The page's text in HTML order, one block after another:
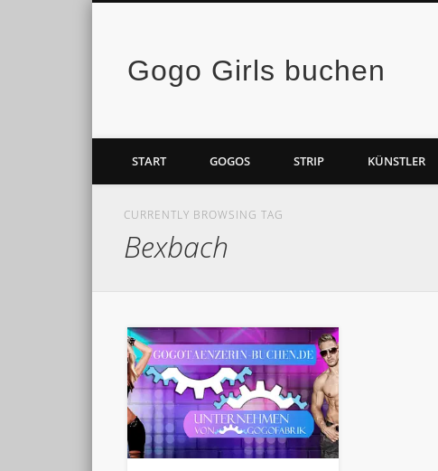
Gogo Girls buchen
FacebookVimeo
START GOGOS STRIP KÜNSTLER
CURRENTLY BROWSING TAG
Bexbach